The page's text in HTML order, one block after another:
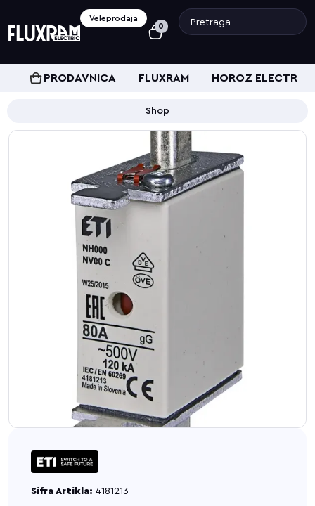
Veleprodaja
0
PRODAVNICA FLUXRAM HOROZ ELECTRIC
Shop
Sifra Artikla: 4181213